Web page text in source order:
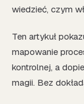
wiedzieć, czym
Ten artykuł
mapowanie
kontrolnej, a
magii. Bez